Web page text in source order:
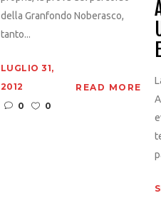
della Granfondo Noberasco,
tanto...
LUGLIO 31,
2012
0
0
READ MORE